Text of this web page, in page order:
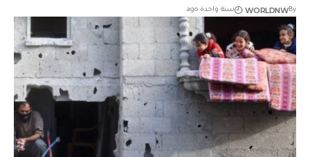
By
WORLDNW سنة واحدة ago